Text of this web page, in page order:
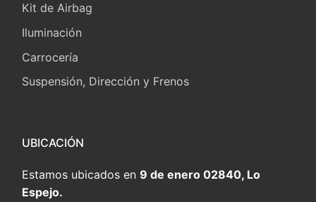
Kit de Airbag
Iluminación
Carrocería
Suspensión, Dirección y Frenos
UBICACIÓN
Estamos ubicados en 9 de enero 02840, Lo
Espejo.